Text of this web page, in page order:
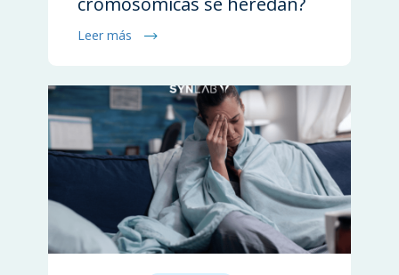
Leer más